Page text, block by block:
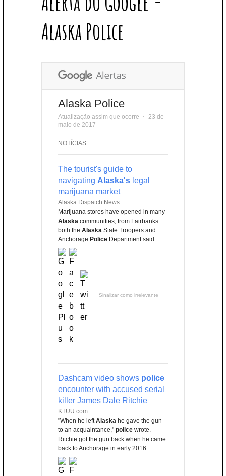
E
B
O
O
K
L
E
P
U
E
R
E
S
T
E
D
I
N
A
G
U
B
U
Alaska Police
Alaska Police
Atualização assim que ocorre ⋅ 23 de
maio de 2017
NOTÍCIAS
The tourist's guide to
navigating Alaska's legal
marijuana market
Alaska Dispatch News
Marijuana stores have opened in many
Alaska communities, from Fairbanks ...
both the Alaska State Troopers and
Anchorage Police Department said.
Sinalizar como irrelevante
Dashcam video shows police
encounter with accused serial
killer James Dale Ritchie
KTUU.com
"When he leftAlaska he gave the gun
to an acquaintance," police wrote.
Ritchie got the gun back when he came
back to Anchorage in early 2016.